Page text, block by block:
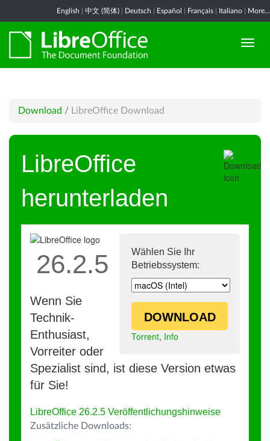
English 中文 (简体) Deutsch Español Français Italiano More...
Download / LibreOffice Download
LibreOffice
herunterladen
Wählen Sie Ihr
Betriebssystem:
DOWNLOAD
Torrent, Info
26.2.5
Wenn Sie
Technik-
Enthusiast,
Vorreiter oder
Spezialist sind, ist diese Version etwas
für Sie!
LibreOffice 26.2.5 Veröffentlichungshinweise
Zusätzliche Downloads: